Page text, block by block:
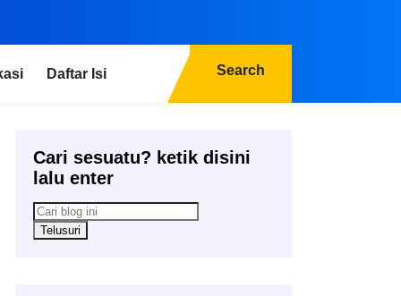
Daftar Isi Search
Cari sesuatu? ketik disini
lalu enter